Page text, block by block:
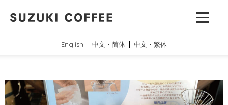
English 中文・简体 中文・繁体